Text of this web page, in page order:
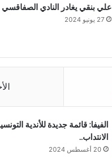
علي بنقي يغادر النادي الصفاقسي
27 يونيو 2024
الفيفا: قائمة جديدة للأندية
الانتداب..
20 أغسطس 2024